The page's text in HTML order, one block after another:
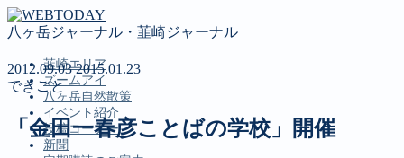
八ヶ岳ジャーナル・韮崎ジャーナル
韮崎エリア
ズームアイ
八ヶ岳自然散策
イベント紹介
投稿コーナー
新聞
2012.09.032015.01.23
できごと
「金田一春彦ことばの学校」開催